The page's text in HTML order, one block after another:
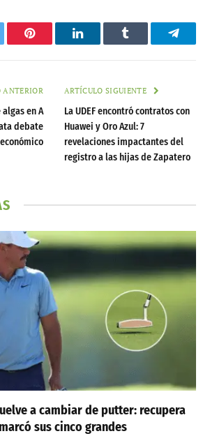
Pinterest LinkedInTumblr
ANTERIOR
en A
debate
ARTÍCULO SIGUIENTE
La UDEF encontró contratos con
Huawei y Oro Azul: 7
revelaciones impactantes del
registro a las hijas de Zapatero
a cambiar de putter: recupera
sus cinco grandes